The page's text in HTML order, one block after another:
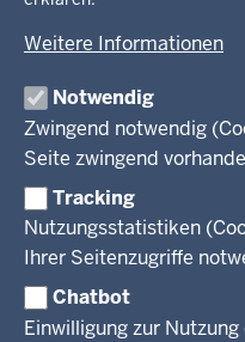
Weitere Informationen
Notwendig
Zwingend notwendig
Seite zwingend
Tracking
Nutzungsstatistiken
Ihrer Seitenzugriffe
Chatbot
Einwilligung zur
Wirtschaft und Kultur
Produkte und Dienste
TIM-online
Webdienste
Amtsblatt
Behördenleitung
Leitbild
Personalvertretung
Regierungsbezirk
Reisekostenstelle
Veranstaltungen
Stellenangebote
Stellenangebote Schule
Praktikum
Referendariate
Bewerbung
Vormerkstelle NRW
PRESSE
Mediathek
Newsletter
Pressekontakt
Pressemitteilungen
Publikationen
VERFAHREN UND
Bekanntmachungen
Legionellen
Luftreinhaltepläne
Verfahrensübersichten
Überwachung
Facebook
Instagram
© 2026 Bezirksregierung Köln